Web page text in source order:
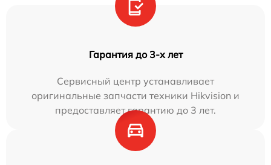
Гарантия до 3-х лет
Сервисный центр устанавливает
оригинальные запчасти техники Hikvision и
предоставляет гарантию до 3 лет.